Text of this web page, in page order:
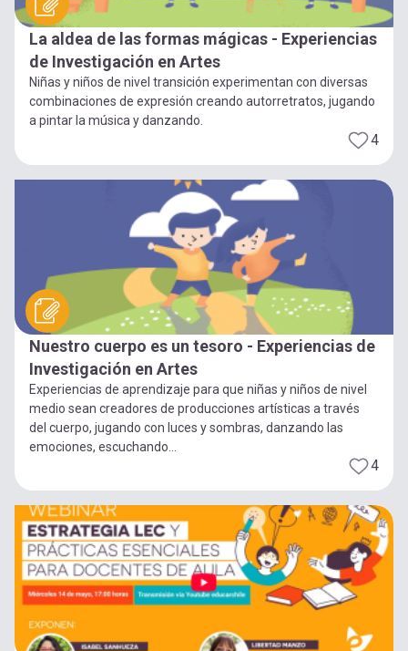
La aldea de las formas mágicas - Experiencias
de Investigación en Artes
Niñas y niños de nivel transición experimentan con diversas
combinaciones de expresión creando autorretratos, jugando
a pintar la música y danzando.
4
Nuestro cuerpo es un tesoro - Experiencias de
Investigación en Artes
Experiencias de aprendizaje para que niñas y niños de nivel
medio sean creadores de producciones artísticas a través
del cuerpo, jugando con luces y sombras, danzando las
emociones, escuchando...
4